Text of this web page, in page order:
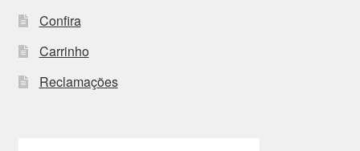
Confira
Carrinho
Reclamações